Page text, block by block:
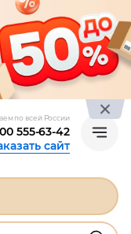
по всей России
555-63-42
сайт